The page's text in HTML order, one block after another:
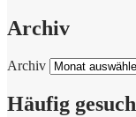
Archiv
Archiv
Häufig